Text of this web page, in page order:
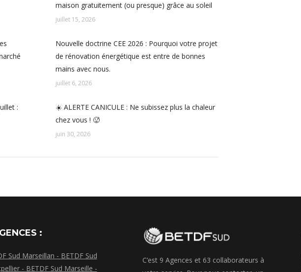
maison gratuitement (ou presque) grâce au soleil
juillet 15, 2026
Nouvelle doctrine CEE 2026 : Pourquoi votre projet
de rénovation énergétique est entre de bonnes
mains avec nous.
juillet 6, 2026
:
☀️ ALERTE CANICULE : Ne subissez plus la chaleur
chez vous ! 🥵
juin 30, 2026
:
Sud Marseillan - BETDF Sud
- BETDF Sud Marseille -
C’est 9 Agences et 63 collaborateurs à